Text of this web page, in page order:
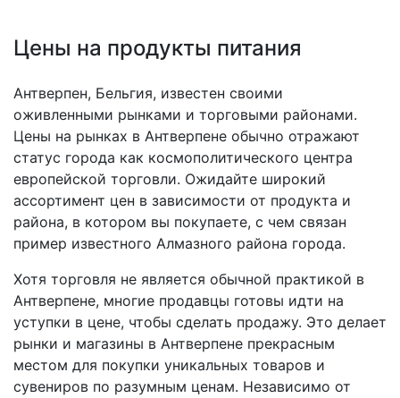
Цены на продукты питания
Антверпен, Бельгия, известен своими
оживленными рынками и торговыми районами.
Цены на рынках в Антверпене обычно отражают
статус города как космополитического центра
европейской торговли. Ожидайте широкий
ассортимент цен в зависимости от продукта и
района, в котором вы покупаете, с чем связан
пример известного Алмазного района города.
Хотя торговля не является обычной практикой в
Антверпене, многие продавцы готовы идти на
уступки в цене, чтобы сделать продажу. Это делает
рынки и магазины в Антверпене прекрасным
местом для покупки уникальных товаров и
сувениров по разумным ценам. Независимо от